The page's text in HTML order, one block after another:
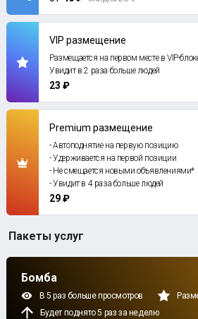
VIP размещение
Размещается на первом месте в VIP-
Увидит в 2 раза больше людей
23 ₽
Premium размещение
- Автоподнятие на первую позицию
- Удерживается на первой позиции
- Не смещается новыми объявлениями*
- Увидит в 4 раза больше людей
29 ₽
Пакеты услуг
Бомба
В 5 раз больше просмотров
Будет поднято 5 раз за неделю